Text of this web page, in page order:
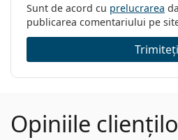
Sunt de acord cu prelucrarea
publicarea comentariului pe
Trimiteți
Opiniile